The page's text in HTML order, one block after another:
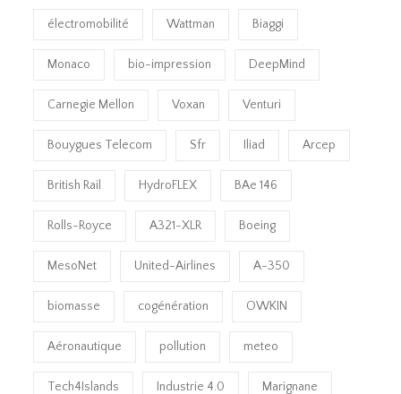
électromobilité Wattman Biaggi
Monaco bio-impression DeepMind
Carnegie Mellon Voxan Venturi
Bouygues Telecom Sfr Iliad Arcep
British Rail HydroFLEX BAe 146
Rolls-Royce A321-XLR Boeing
MesoNet United-Airlines A-350
biomasse cogénération OWKIN
Aéronautique pollution meteo
Tech4Islands Industrie 4.0 Marignane